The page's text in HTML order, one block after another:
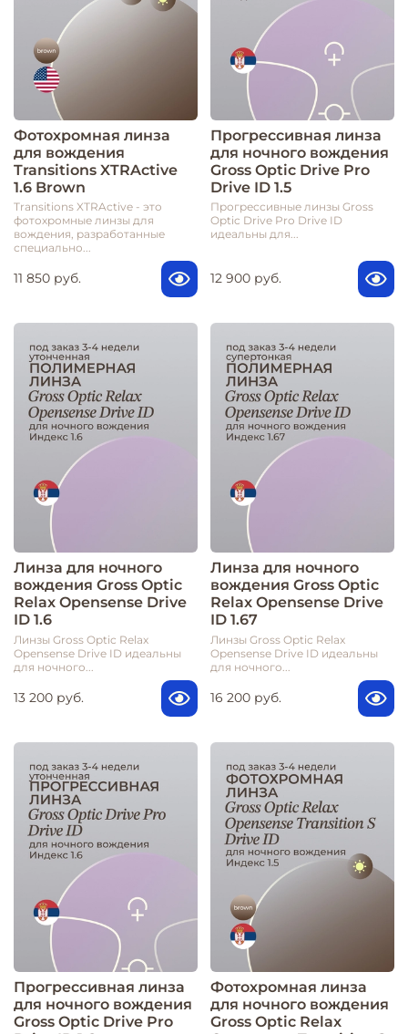
Фотохромная линза
для вождения
Transitions XTRActive
1.6 Brown
Transitions XTRActive - это
фотохромные линзы для
вождения, разработанные
специально...
11 850 руб.
Прогрессивная линза
для ночного вождения
Gross Optic Drive Pro
Drive ID 1.5
Прогрессивные линзы Gross
Optic Drive Pro Drive ID
идеальны для...
12 900 руб.
Линза для ночного
вождения Gross Optic
Relax Opensense Drive
ID 1.6
Линзы Gross Optic Relax
Opensense Drive ID идеальны
для ночного...
13 200 руб.
Линза для ночного
вождения Gross Optic
Relax Opensense Drive
ID 1.67
Линзы Gross Optic Relax
Opensense Drive ID идеальны
для ночного...
16 200 руб.
Прогрессивная линза
для ночного вождения
Gross Optic Drive Pro
Фотохромная линза
для ночного вождения
Gross Optic Relax